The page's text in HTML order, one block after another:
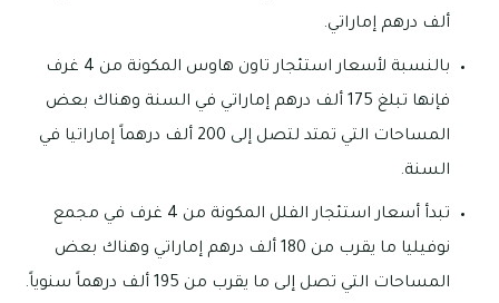
ألف درهم إماراتي.
بالنسبة لأسعار استئجار تاون هاوس المكونة من 4 غرف
فإنها تبلغ 175 ألف درهم إماراتي في السنة وهناك بعض
المساحات التي تمتد لتصل إلى 200 ألف درهماً إماراتيا في
السنة.
تبدأ أسعار استئجار الفلل المكونة من 4 غرف في مجمع
نوفيليا ما يقرب من 180 ألف درهم إماراتي وهناك بعض
المساحات التي تصل إلى ما يقرب من 195 ألف درهماً سنوياً.